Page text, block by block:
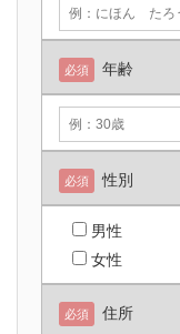
必須 年齢
必須 性別
男性
女性
必須 住所